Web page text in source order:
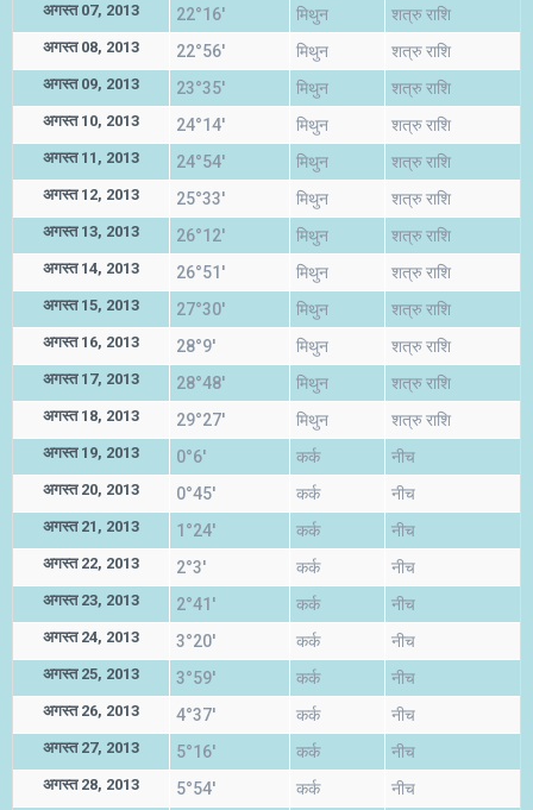
अगस्त 07, 2013 22°16' मिथुन शत्रु राशि
अगस्त 08, 2013 22°56' मिथुन शत्रु राशि
अगस्त 09, 2013 23°35' मिथुन शत्रु राशि
अगस्त 10, 2013 24°14' मिथुन शत्रु राशि
अगस्त 11, 2013 24°54' मिथुन शत्रु राशि
अगस्त 12, 2013 25°33' मिथुन शत्रु राशि
अगस्त 13, 2013 26°12' मिथुन शत्रु राशि
अगस्त 14, 2013 26°51' मिथुन शत्रु राशि
अगस्त 15, 2013 27°30' मिथुन शत्रु राशि
अगस्त 16, 2013 28°9' मिथुन शत्रु राशि
अगस्त 17, 2013 28°48' मिथुन शत्रु राशि
अगस्त 18, 2013 29°27' मिथुन शत्रु राशि
अगस्त 19, 2013 0°6' कर्क नीच
अगस्त 20, 2013 0°45' कर्क नीच
अगस्त 21, 2013 1°24' कर्क नीच
अगस्त 22, 2013 2°3' कर्क नीच
अगस्त 23, 2013 2°41' कर्क नीच
अगस्त 24, 2013 3°20' कर्क नीच
अगस्त 25, 2013 3°59' कर्क नीच
अगस्त 26, 2013 4°37' कर्क नीच
अगस्त 27, 2013 5°16' कर्क नीच
अगस्त 28, 2013 5°54' कर्क नीच